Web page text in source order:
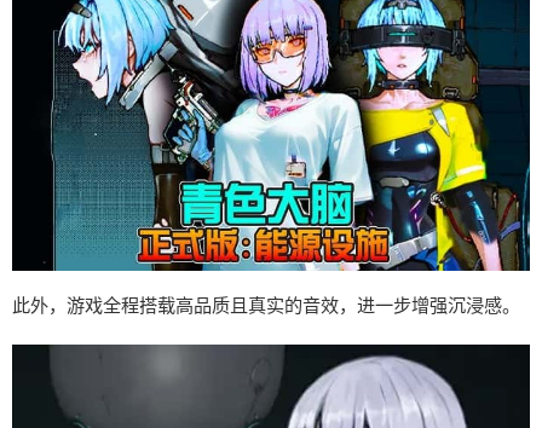
此外，游戏全程搭载高品质且真实的音效，进一步增强沉浸感。